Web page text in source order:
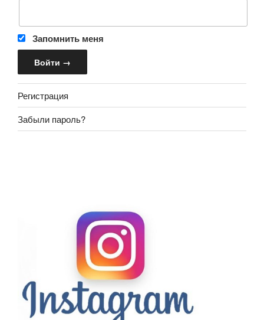
Запомнить меня
Регистрация
Забыли пароль?